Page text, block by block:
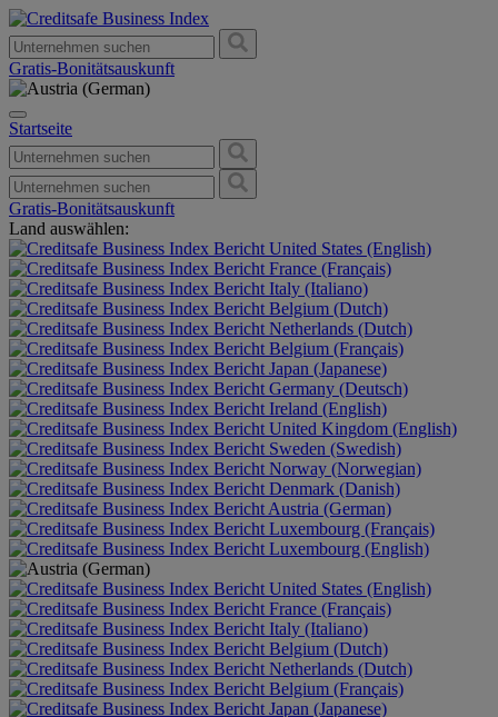
Gratis-Bonitätsauskunft
Startseite
Gratis-Bonitätsauskunft
Land auswählen:
United States (English)
France (Français)
Italy (Italiano)
Belgium (Dutch)
Netherlands (Dutch)
Belgium (Français)
Japan (Japanese)
Germany (Deutsch)
Ireland (English)
United Kingdom (English)
Sweden (Swedish)
Norway (Norwegian)
Denmark (Danish)
Austria (German)
Luxembourg (Français)
Luxembourg (English)
United States (English)
France (Français)
Italy (Italiano)
Belgium (Dutch)
Netherlands (Dutch)
Belgium (Français)
Japan (Japanese)